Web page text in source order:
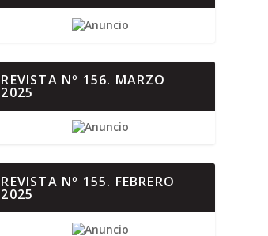
REVISTA Nº 156. MARZO
2025
REVISTA Nº 155. FEBRERO
2025